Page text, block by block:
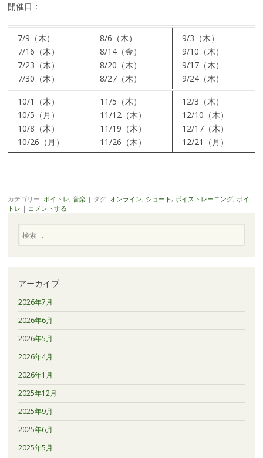
開催日：
7/9（木）
7/16（木）
7/23（木）
7/30（木）
8/6（木）
8/14（金）
8/20（木）
8/27（木）
9/3（木）
9/10（木）
9/17（木）
9/24（木）
10/1（木）
10/5（月）
10/8（木）
10/26（月）
11/5（木）
11/12（木）
11/19（木）
11/26（木）
12/3（木）
12/10（木）
12/17（木）
12/21（月）
カテゴリー: ボイトレ, 音楽 | タグ: オンライン, ショート, ボイストレーニング, ボイ
トレ | コメントする
索
アーカイブ
2026年7月
2026年6月
2026年5月
2026年4月
2026年1月
2025年12月
2025年9月
2025年6月
2025年5月